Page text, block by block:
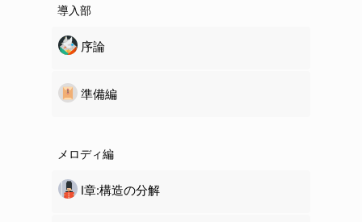
導入部
序論
準備編
メロディ編
Ⅰ章:構造の分解